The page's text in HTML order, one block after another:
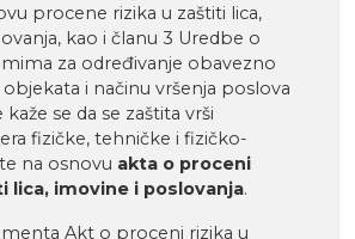
procene rizika u zaštiti lica,
kao i članu 3 Uredbe o
za određivanje obavezno
i načinu vršenja poslova
se da se zaštita vrši
fizičke, tehničke i fizičko-
na osnovu akta o proceni
lica, imovine i poslovanja.
Akt o proceni rizika u